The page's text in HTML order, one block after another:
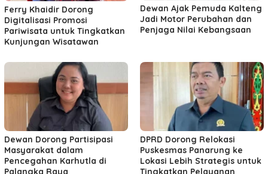
Ferry Khaidir Dorong
Digitalisasi Promosi
Pariwisata untuk Tingkatkan
Kunjungan Wisatawan
Dewan Ajak Pemuda Kalteng
Jadi Motor Perubahan dan
Penjaga Nilai Kebangsaan
Dewan Dorong Partisipasi
Masyarakat dalam
Pencegahan Karhutla di
Palangka Raya
DPRD Dorong Relokasi
Puskesmas Panarung ke
Lokasi Lebih Strategis untuk
Tingkatkan Pelayanan